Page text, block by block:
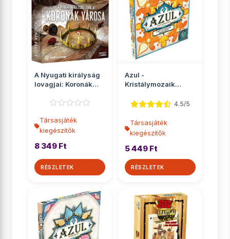
A Nyugati királyság
lovagjai: Koronák
Társasjáték
kiegészítők
8 349 Ft
RÉSZLETEK
Azul -
Kristálymozaik
kiegészítő
4.5/5
Társasjáték
kiegészítők
5 449 Ft
RÉSZLETEK